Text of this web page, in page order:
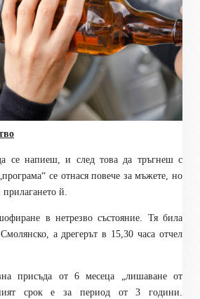
се напиеш, и след това да тръгнеш с
се отнася повече за мъжете, но
й.
в нетрезво състояние. Тя била
а дрегерът в 15,30 часа отчел
присъда от 6 месеца „лишаване от
срок е за период от 3 години.